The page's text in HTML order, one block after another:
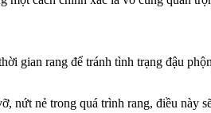
gian rang để tránh tình trạng đậu
nứt nẻ trong quá trình rang, điều này